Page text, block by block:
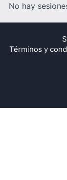
No hay
Términos y